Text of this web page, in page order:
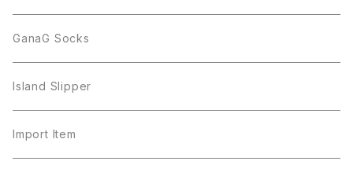
GanaG Socks
Island Slipper
Import Item